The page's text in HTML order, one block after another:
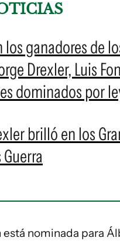
los ganadores de
Drexler, Luis
dominados por
brilló en los
nominada para